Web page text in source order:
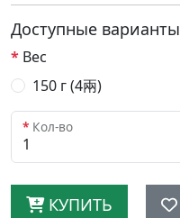
Доступные варианты
Вес
150 г (4兩)
Кол-во
КУПИТЬ